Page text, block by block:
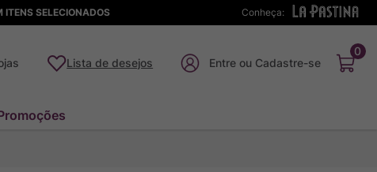
Conheça:
ITENS SELECIONADOS
Lista de desejos
0